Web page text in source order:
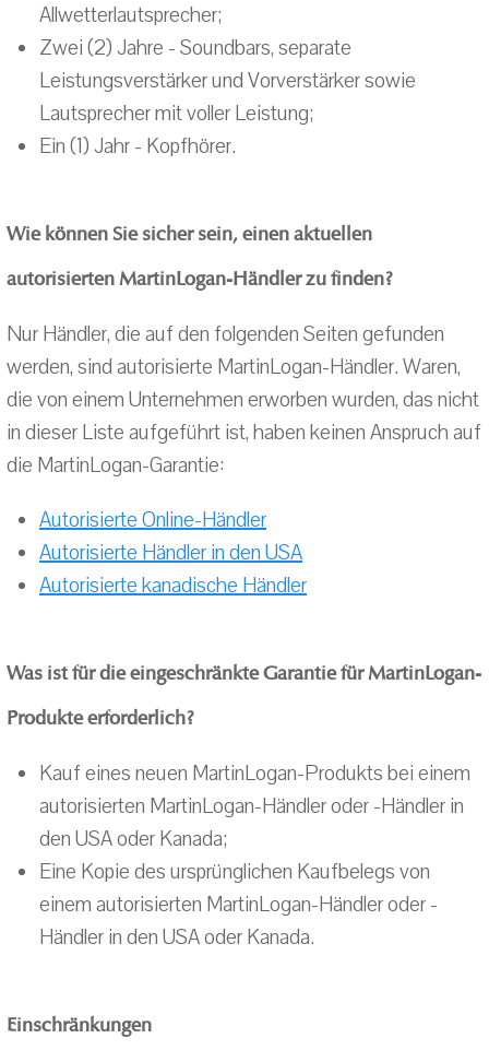
Allwetterlautsprecher;
Zwei (2) Jahre - Soundbars, separate
Leistungsverstärker und Vorverstärker sowie
Lautsprecher mit voller Leistung;
Ein (1) Jahr - Kopfhörer.
Wie können Sie sicher sein, einen aktuellen
autorisierten MartinLogan-Händler zu finden?
Nur Händler, die auf den folgenden Seiten gefunden
werden, sind autorisierte MartinLogan-Händler. Waren,
die von einem Unternehmen erworben wurden, das nicht
in dieser Liste aufgeführt ist, haben keinen Anspruch auf
die MartinLogan-Garantie:
Autorisierte Online-Händler
Autorisierte Händler in den USA
Autorisierte kanadische Händler
Was ist für die eingeschränkte Garantie für MartinLogan-
Produkte erforderlich?
Kauf eines neuen MartinLogan-Produkts bei einem
autorisierten MartinLogan-Händler oder -Händler in
den USA oder Kanada;
Eine Kopie des ursprünglichen Kaufbelegs von
einem autorisierten MartinLogan-Händler oder -
Händler in den USA oder Kanada.
Einschränkungen